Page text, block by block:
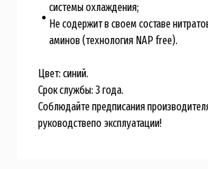
системы охлаждения;
Не содержит в своем составе
аминов (технология NAP free).
Цвет: синий.
Срок службы: 3 года.
Соблюдайте предписания
руководствепо эксплуатации!